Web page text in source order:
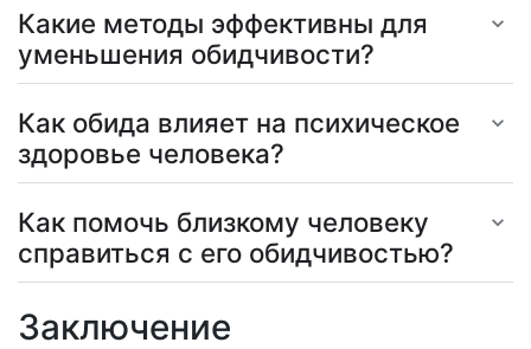
Какие методы эффективны для
уменьшения обидчивости?
Как обида влияет на психическое
здоровье человека?
Как помочь близкому человеку
справиться с его обидчивостью?
Заключение